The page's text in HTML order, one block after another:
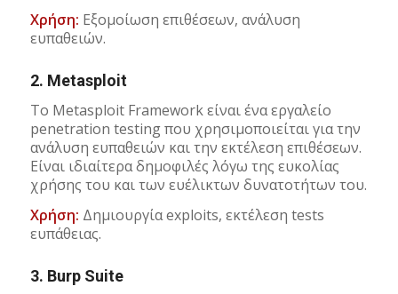
Χρήση: Εξομοίωση επιθέσεων, ανάλυση
ευπαθειών.
2. Metasploit
Το Metasploit Framework είναι ένα εργαλείο
penetration testing που χρησιμοποιείται για την
ανάλυση ευπαθειών και την εκτέλεση επιθέσεων.
Είναι ιδιαίτερα δημοφιλές λόγω της ευκολίας
χρήσης του και των ευέλικτων δυνατοτήτων του.
Χρήση: Δημιουργία exploits, εκτέλεση tests
ευπάθειας.
3. Burp Suite